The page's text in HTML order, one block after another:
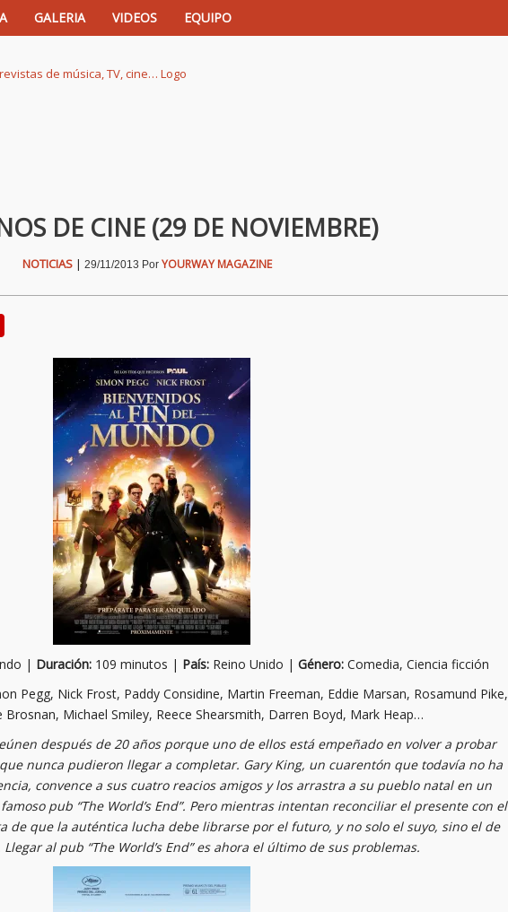
GALERIA VIDEOS EQUIPO
DE CINE (29 DE NOVIEMBRE)
NOTICIAS| 29/11/2013 Por YOURWAY MAGAZINE
| Duración:109 minutos | País:Reino Unido | Género:Comedia, Ciencia ficción
Pegg, Nick Frost, Paddy Considine, Martin Freeman, Eddie Marsan, Rosamund Pike,
Brosnan, Michael Smiley, Reece Shearsmith, Darren Boyd, Mark Heap…
después de 20 años porque uno de ellos está empeñado en volver a probar
nunca pudieron llegar a completar. Gary King, un cuarentón que todavía no ha
convence a sus cuatro reacios amigos y los arrastra a su pueblo natal en un
pub “The World’s End”. Pero mientras intentan reconciliar el presente con el
de que la auténtica lucha debe librarse por el futuro, y no solo el suyo, sino el de
al pub “The World’s End” es ahora el último de sus problemas.